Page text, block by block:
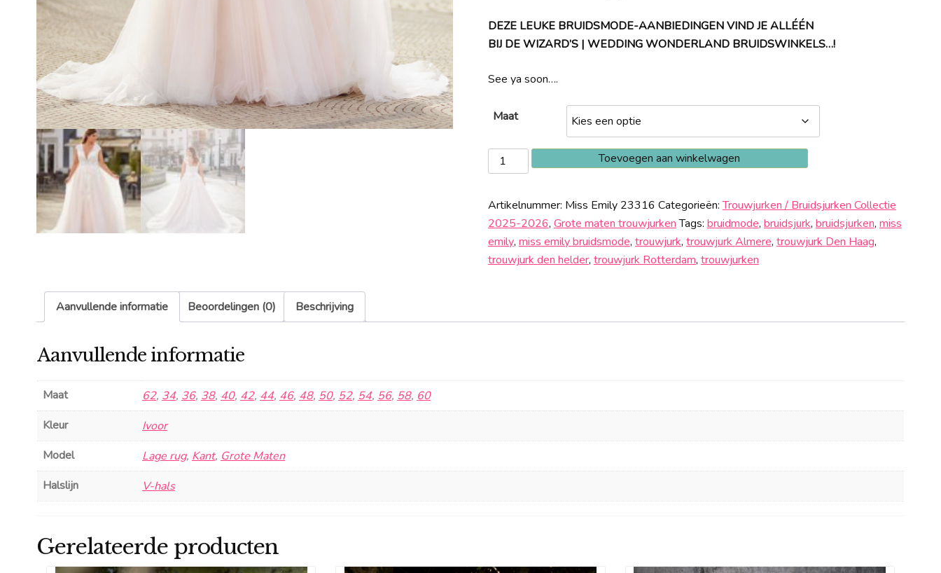
DEZE LEUKE BRUIDSMODE-AANBIEDINGEN VIND JE ALLÉÉN
BIJ DE WIZARD’S | WEDDING WONDERLAND BRUIDSWINKELS…!
See ya soon….
Maat
Miss
Emily
aantal
Toevoegen aan winkelwagen
Artikelnummer: Miss Emily 23316 Categorieën:Trouwjurken / Bruidsjurken Collectie
2025-2026, Grote maten trouwjurken Tags: bruidmode, bruidsjurk, bruidsjurken, miss
emily, miss emily bruidsmode, trouwjurk, trouwjurk Almere, trouwjurk Den Haag,
trouwjurk den helder, trouwjurk Rotterdam, trouwjurken
Aanvullende informatie Beoordelingen (0) Beschrijving
Aanvullende informatie
Maat 62, 34, 36, 38, 40, 42, 44, 46, 48, 50, 52, 54, 56, 58, 60
Kleur
Ivoor
Model
Lage rug, Kant, Grote Maten
Halslijn
V-hals
Gerelateerde producten